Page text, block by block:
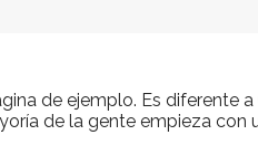
de ejemplo. Es diferente
de la gente empieza con